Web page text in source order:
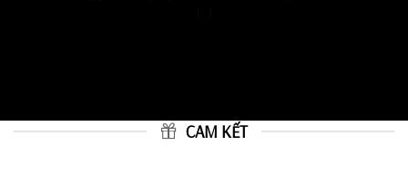
CAM KẾT